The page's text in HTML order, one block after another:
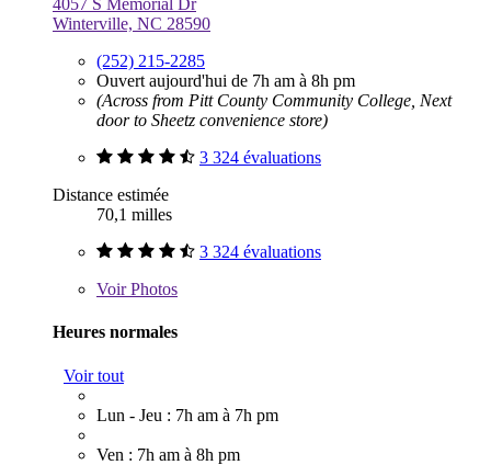
4057 S Memorial Dr
Winterville, NC 28590
(252) 215-2285
Ouvert aujourd'hui de 7h am à 8h pm
(Across from Pitt County Community College, Next
door to Sheetz convenience store)
3 324 évaluations
Distance estimée
70,1 milles
3 324 évaluations
VoirPhotos
Heures normales
Voir tout
Lun - Jeu : 7h am à 7h pm
Ven : 7h am à 8h pm